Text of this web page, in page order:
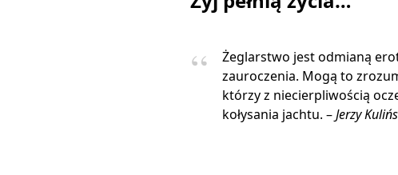
Żeglarstwo jest odmianą
zauroczenia. Mogą to
którzy z niecierpliwością
kołysania jachtu. –Jerzy